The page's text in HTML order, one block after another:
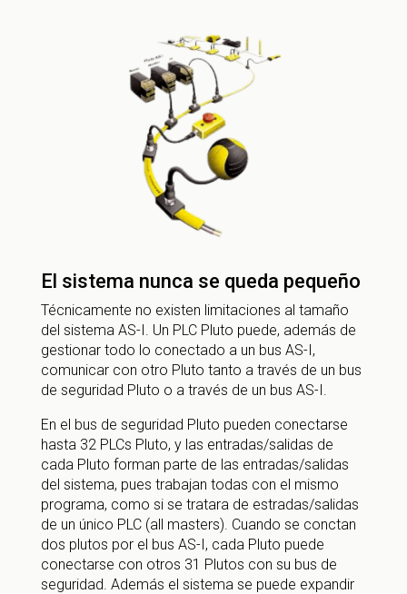
El sistema nunca se queda pequeño
Técnicamente no existen limitaciones al tamaño
del sistema AS-I. Un PLC Pluto puede, además de
gestionar todo lo conectado a un bus AS-I,
comunicar con otro Pluto tanto a través de un bus
de seguridad Pluto o a través de un bus AS-I.
En el bus de seguridad Pluto pueden conectarse
hasta 32 PLCs Pluto, y las entradas/salidas de
cada Pluto forman parte de las entradas/salidas
del sistema, pues trabajan todas con el mismo
programa, como si se tratara de estradas/salidas
de un único PLC (all masters). Cuando se conctan
dos plutos por el bus AS-I, cada Pluto puede
conectarse con otros 31 Plutos con su bus de
seguridad. Además el sistema se puede expandir